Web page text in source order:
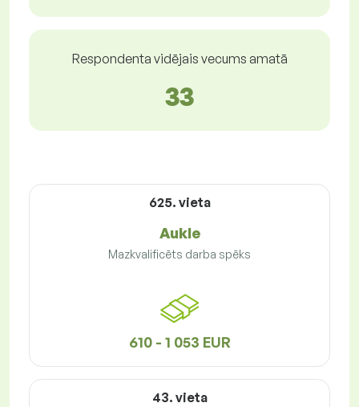
Respondenta vidējais vecums amatā
33
625. vieta
Aukle
Mazkvalificēts darba spēks
610 - 1 053 EUR
43. vieta